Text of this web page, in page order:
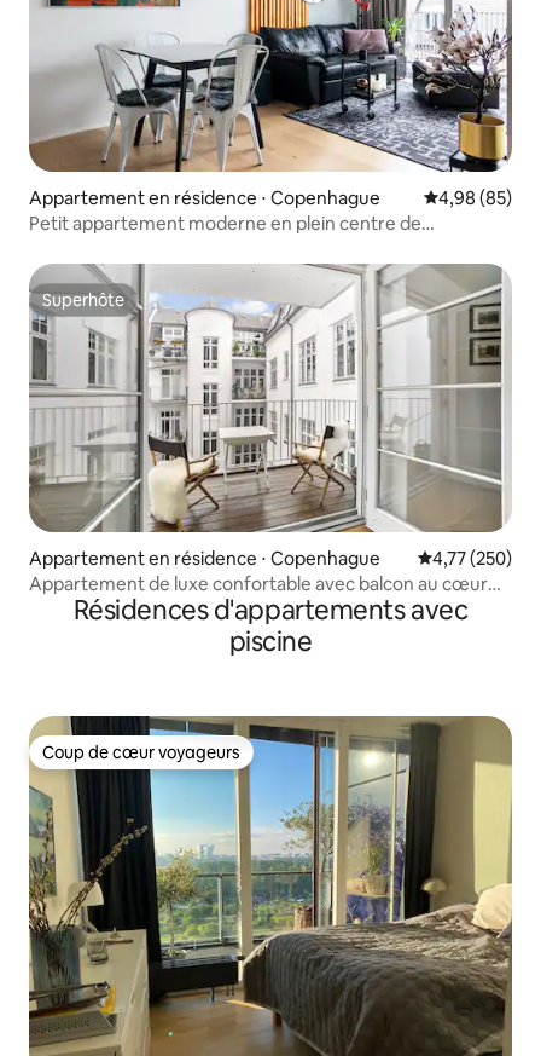
Appartement en résidence ⋅ Copenhague Évaluation
4,98 (85)
Petit appartement moderne en plein centre de
Superhôte
Superhôte
Appartement en résidence ⋅ Copenhague Évaluation
4,77 (250)
Appartement de luxe confortable avec balcon au cœur
de CPHRésidences d'appartements avec
piscine
Coup de cœur voyageurs
Coup de cœur voyageurs